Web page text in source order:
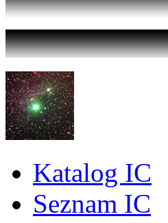
Katalog IC
Seznam IC